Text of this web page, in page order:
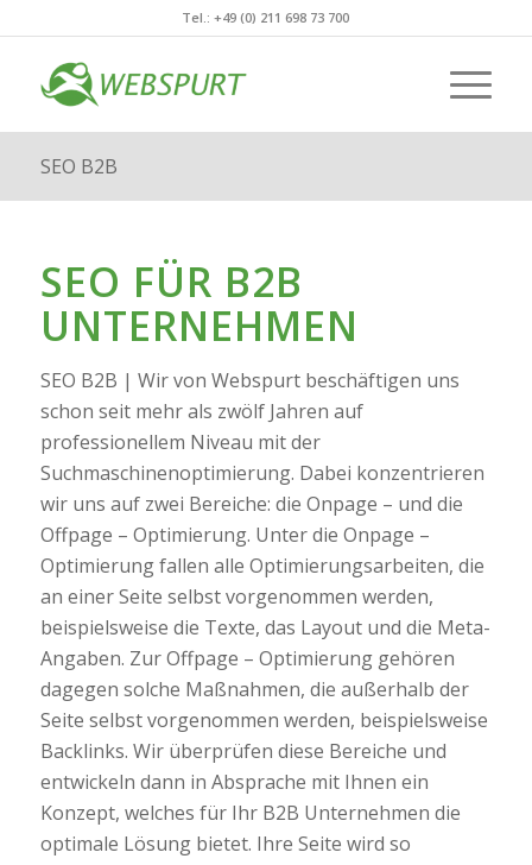
Tel.: +49 (0) 211 698 73 700
SEO B2B
SEO FÜR B2B
UNTERNEHMEN
SEO B2B | Wir von Webspurt beschäftigen uns
schon seit mehr als zwölf Jahren auf
professionellem Niveau mit der
Suchmaschinenoptimierung. Dabei konzentrieren
wir uns auf zwei Bereiche: die Onpage – und die
Offpage – Optimierung. Unter die Onpage –
Optimierung fallen alle Optimierungsarbeiten, die
an einer Seite selbst vorgenommen werden,
beispielsweise die Texte, das Layout und die Meta-
Angaben. Zur Offpage – Optimierung gehören
dagegen solche Maßnahmen, die außerhalb der
Seite selbst vorgenommen werden, beispielsweise
Backlinks. Wir überprüfen diese Bereiche und
entwickeln dann in Absprache mit Ihnen ein
Konzept, welches für Ihr B2B Unternehmen die
optimale Lösung bietet. Ihre Seite wird so